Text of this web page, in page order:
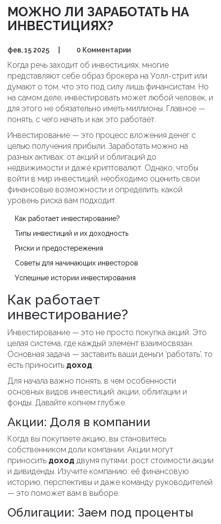
МОЖНО ЛИ ЗАРАБОТАТЬ НА
ИНВЕСТИЦИЯХ?
фев, 15 2025 0 Комментарии
Когда речь заходит об инвестициях, многие
представляют себе образ брокера на Уолл-стрит или
думают о том, что это под силу лишь финансистам. Но
на самом деле, инвестировать может любой человек, и
для этого не обязательно иметь миллионы. Главное —
понять, с чего начать и как это работает.
Инвестирование — это процесс вложения денег с
целью получения прибыли. Заработать можно на
разных активах: от акций и облигаций до
недвижимости и даже криптовалют. Однако, чтобы
войти в мир инвестиций, необходимо оценить свои
финансовые возможности и определить, какой
уровень риска вам подходит.
Как работает инвестирование?
Типы инвестиций и их доходность
Риски и предостережения
Советы для начинающих инвесторов
Успешные истории инвестирования
Как работает
инвестирование?
Инвестирование — это не просто покупка акций. Это
целая система, где каждый элемент взаимосвязан.
Основная задача — заставить ваши деньги 'работать', то
есть приносить доход.
Для начала важно понять, в чем особенности
основных видов инвестиций: акции, облигации и
фонды. Давайте копнем глубже.
Акции: Доля в компании
Когда вы покупаете акцию, вы становитесь
собственником доли компании. Акции могут
приносить доход двумя путями: рост стоимости акции
и дивиденды. Изучите компанию: её финансовую
историю, перспективы и даже команду руководителей
— это поможет вам в выборе.
Облигации: Заем под проценты